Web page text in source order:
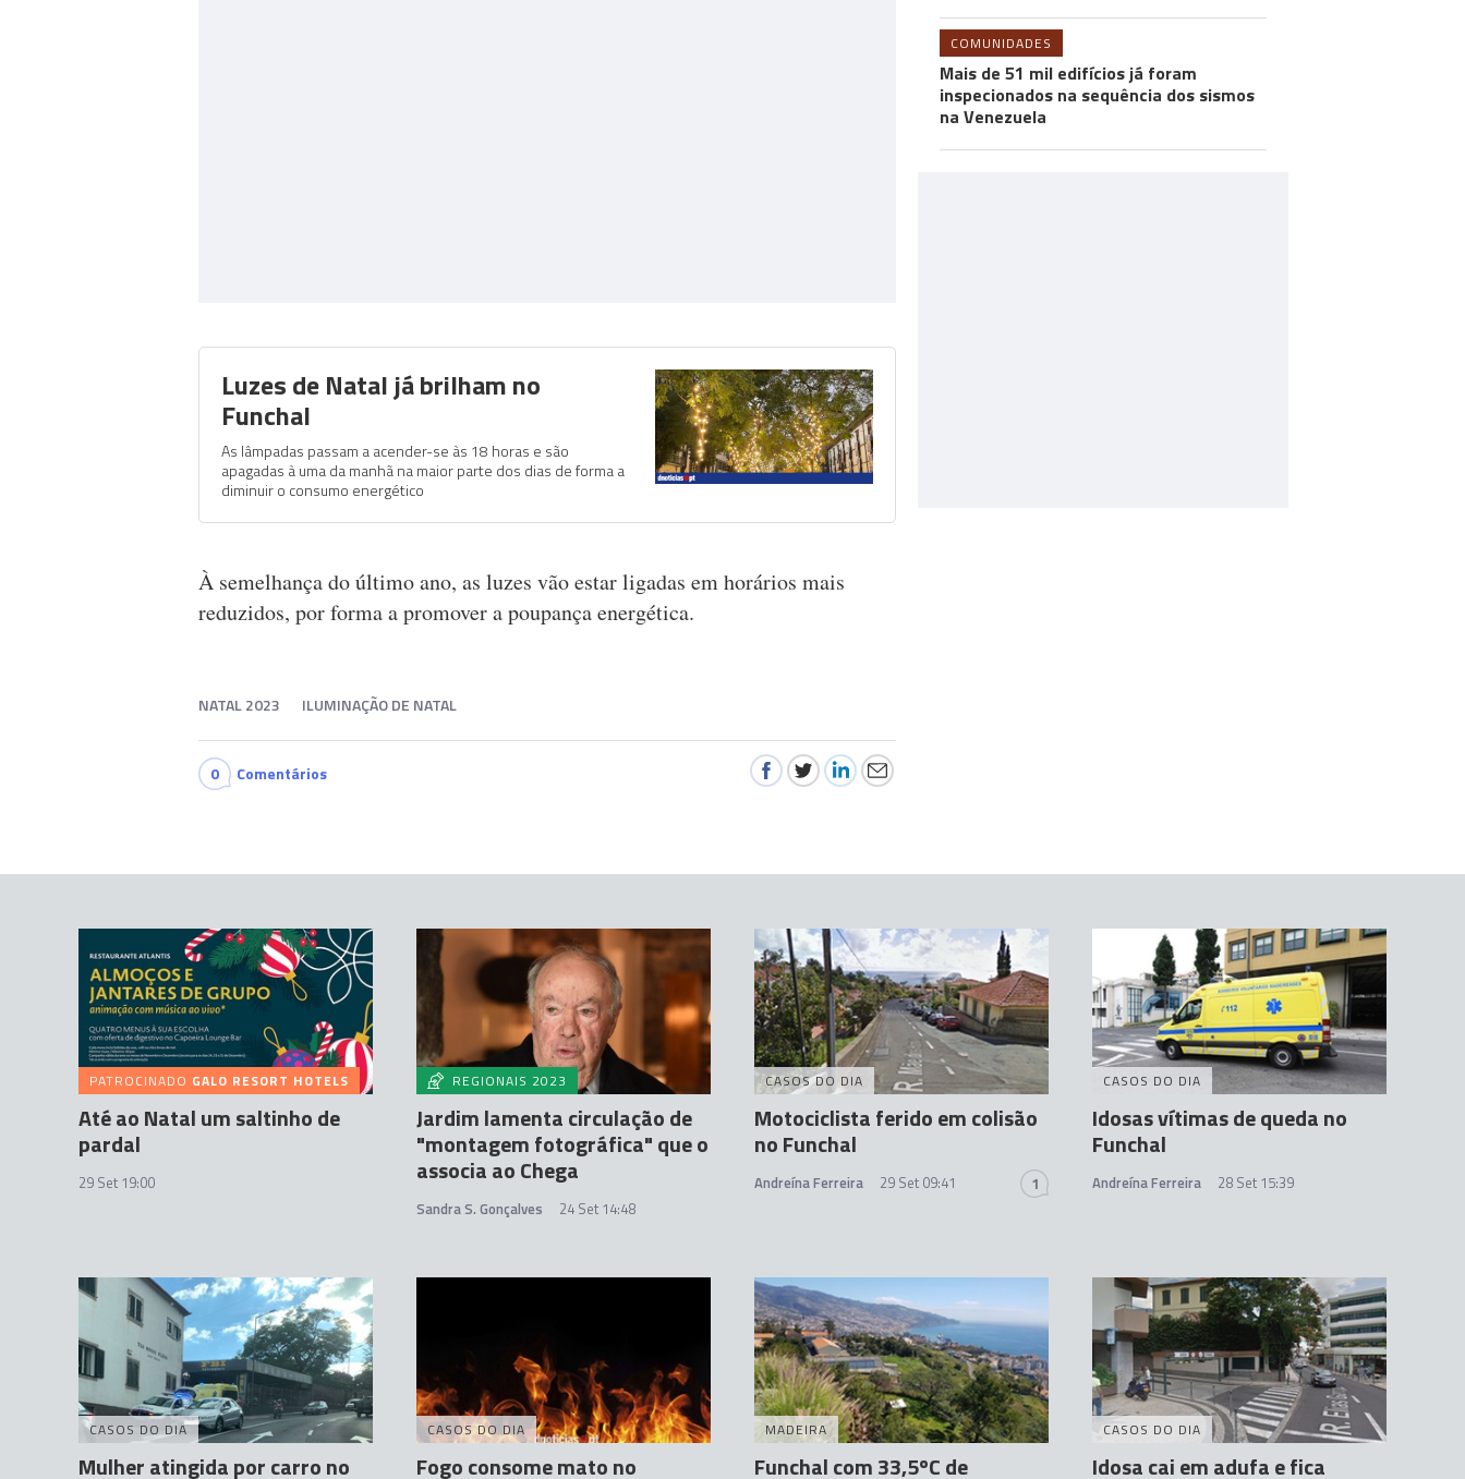
Luzes de Natal já brilham no
Funchal
As lâmpadas passam a acender-se às 18 horas e são
apagadas à uma da manhã na maior parte dos dias de forma a
diminuir o consumo energético
À semelhança do último ano, as luzes vão estar ligadas em horários mais
reduzidos, por forma a promover a poupança energética.
NATAL 2023 ILUMINAÇÃO DE NATAL
0 Comentários
COMUNIDADES
Mais de 51 mil edifícios já foram
inspecionados na sequência dos sismos
na Venezuela
PATROCINADO GALO RESORT HOTELS
Até ao Natal um saltinho de
pardal
29 Set 19:00
REGIONAIS 2023
Jardim lamenta circulação de
"montagem fotográfica" que o
associa ao Chega
Sandra S. Gonçalves 24 Set 14:48
CASOS DO DIA
Motociclista ferido em colisão
no Funchal
Andreína Ferreira 29 Set 09:41 1
CASOS DO DIA
Idosas vítimas de queda no
Funchal
Andreína Ferreira 28 Set 15:39
CASOS DO DIA
Mulher atingida por carro no
CASOS DO DIA
Fogo consome mato no
MADEIRA
Funchal com 33,5ºC de
CASOS DO DIA
Idosa cai em adufa e fica